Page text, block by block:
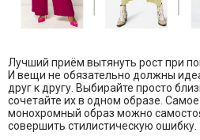
Лучший приём вытянуть рост при
И вещи не обязательно должны
друг к другу. Выбирайте просто
сочетайте их в одном образе.
монохромный образ можно
совершить стилистическую ошибку.